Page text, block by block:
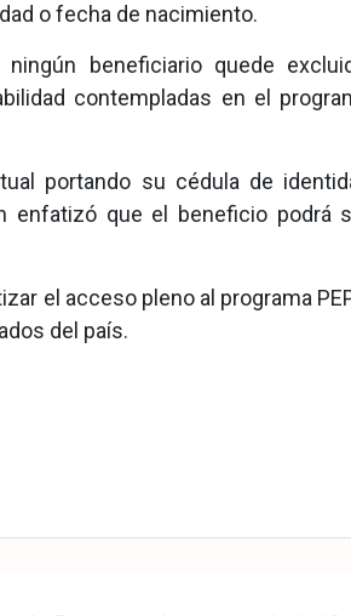
o fecha de nacimiento.
beneficiario quede
contempladas en el
portando su cédula de
enfatizó que el beneficio podrá
el acceso pleno al programa
del país.